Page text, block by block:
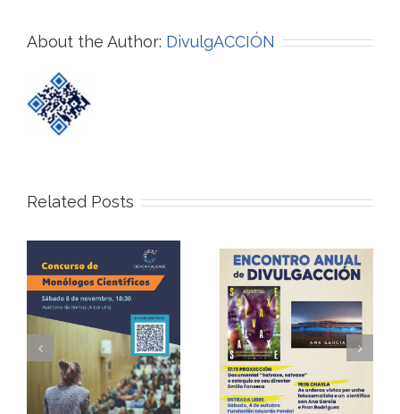
About the Author: DivulgACCIÓN
Related Posts
Encontro Anual de
Divulgacción en
Ponteceso
II EDICIÓN DO
CONCURSO DE
CIENTÍFICOS CIENCIA
CALIDADE